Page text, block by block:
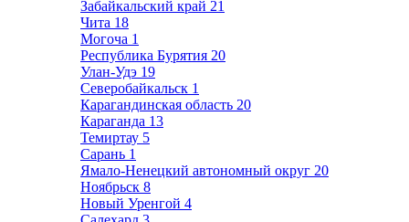
Забайкальский край 21
Чита 18
Могоча 1
Республика Бурятия 20
Улан-Удэ 19
Северобайкальск 1
Карагандинская область 20
Караганда 13
Темиртау 5
Сарань 1
Ямало-Ненецкий автономный округ 20
Ноябрьск 8
Новый Уренгой 4